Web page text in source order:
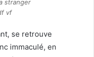
stranger
vf
se retrouve
immaculé, en